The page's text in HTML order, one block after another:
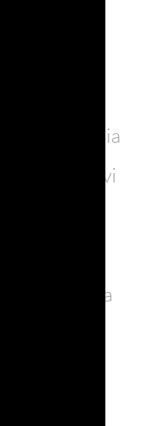
il
di
la propria
sportivi
e
Giornata
alla
tra